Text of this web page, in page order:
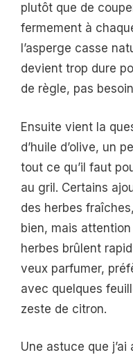
plutôt que de
fermement à
l’asperge casse
devient trop dure
de règle, pas
Ensuite vient la
d’huile d’olive, un
tout ce qu’il faut
au gril. Certains
des herbes
bien, mais
herbes brûlent
veux parfumer,
avec quelques
zeste de citron.
Une astuce que